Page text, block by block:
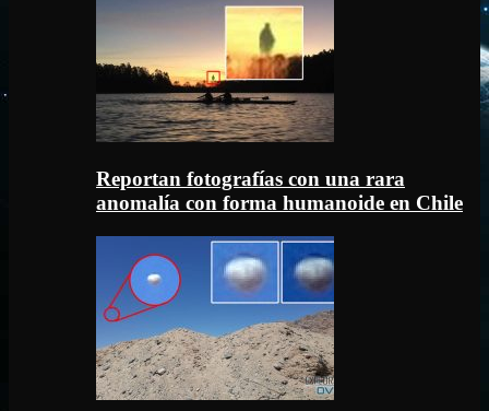
Reportan fotografías con una rara
anomalía con forma humanoide en Chile